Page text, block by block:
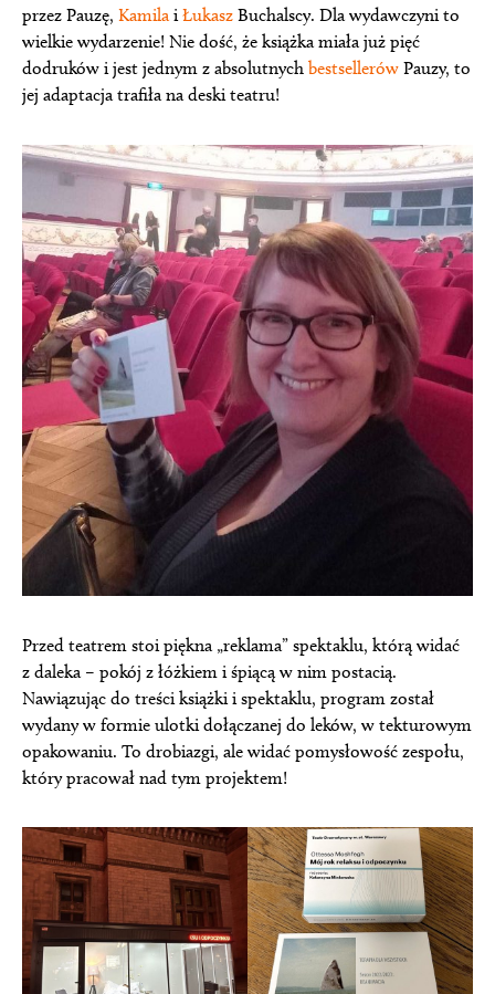
przez Pauzę, KamilaiŁukasz Buchalscy. Dla wydawczyni to
wielkie wydarzenie! Nie dość, że książka miała już pięć
dodruków i jest jednym z absolutnych bestsellerów Pauzy, to
jej adaptacja trafiła na deski teatru!
Przed teatrem stoi piękna „reklama” spektaklu, którą widać
z daleka – pokój z łóżkiem i śpiącą w nim postacią.
Nawiązując do treści książki i spektaklu, program został
wydany w formie ulotki dołączanej do leków, w tekturowym
opakowaniu. To drobiazgi, ale widać pomysłowość zespołu,
który pracował nad tym projektem!